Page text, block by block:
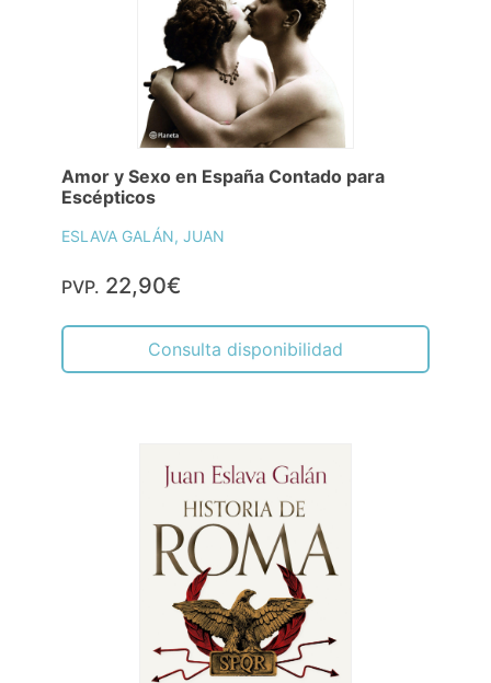
Amor y Sexo en España Contado para
Escépticos
ESLAVA GALÁN, JUAN
PVP. 22,90€
Consulta disponibilidad